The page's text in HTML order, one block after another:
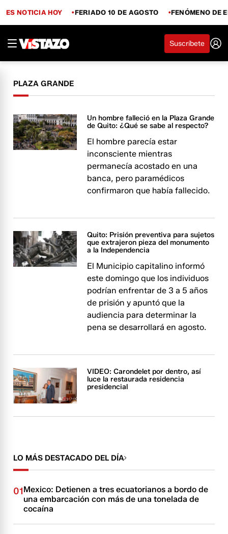
ES NOTICIA HOY FERIADO 10 DE AGOSTO FENÓMENO DE
Suscríbete
PLAZA GRANDE
Un hombre falleció en la Plaza Grande
de Quito: ¿Qué se sabe al respecto?
El hombre parecía estar
inconsciente mientras
permanecía acostado en una
banca, pero paramédicos
confirmaron que había fallecido.
Quito: Prisión preventiva para sujetos
que extrajeron pieza del monumento
a la Independencia
El Municipio capitalino informó
este domingo que los individuos
podrían enfrentar de 3 a 5 años
de prisión y apuntó que la
audiencia para determinar la
pena se desarrollará en agosto.
VIDEO: Carondelet por dentro, así
luce la restaurada residencia
presidencial
LO MÁS DESTACADO DEL DÍA
01Mexico: Detienen a tres ecuatorianos a bordo de
una embarcación con más de una tonelada de
cocaína